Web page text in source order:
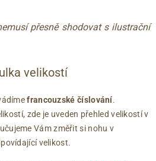
přesně shodovat s ilustrační
velikostí
francouzské číslování.
zde je uveden přehled velikostí v
Vám změřit si nohu v
velikost.